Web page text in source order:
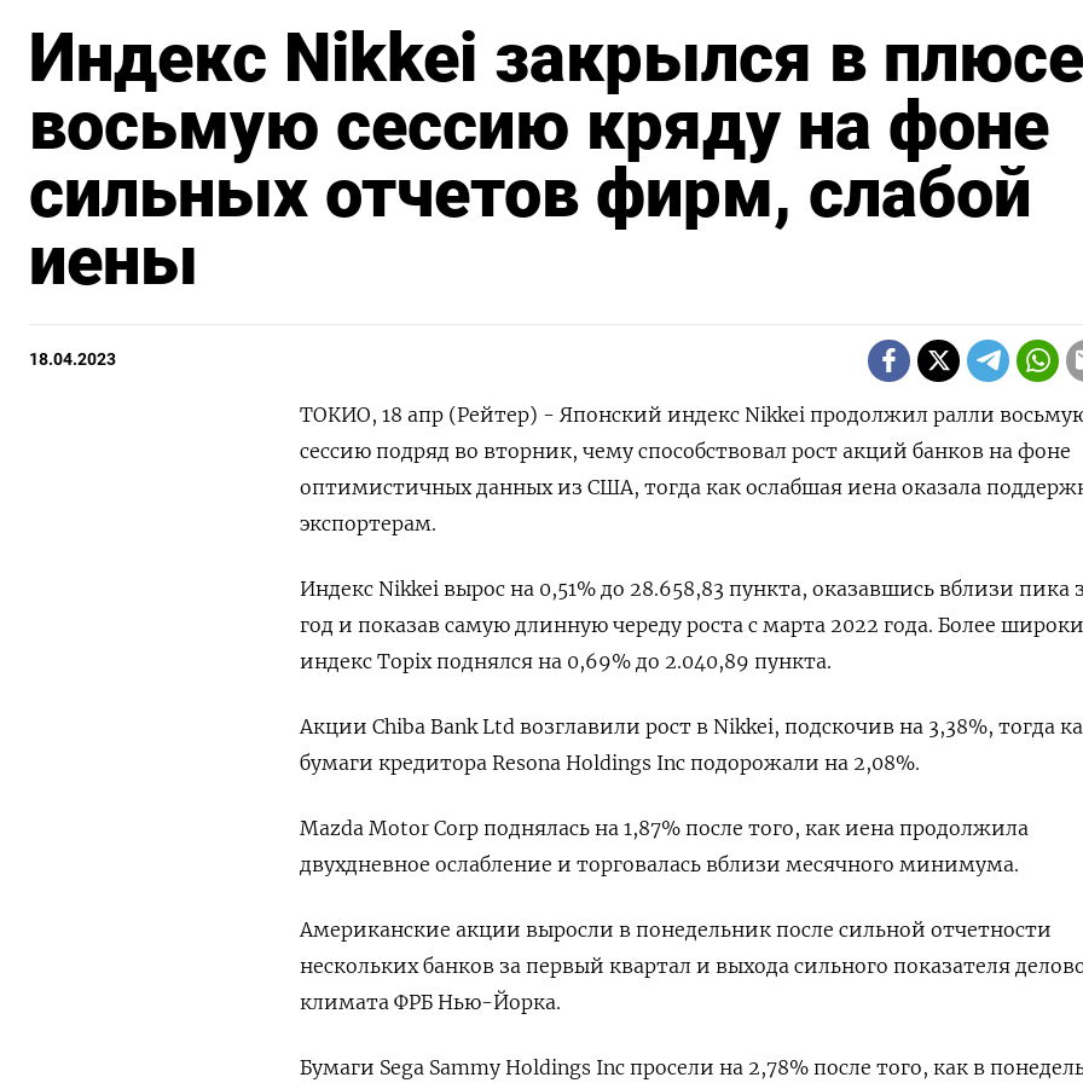
Индекс Nikkei закрылся в плюсе
восьмую сессию кряду на фоне
сильных отчетов фирм, слабой
иены
18.04.2023
ТОКИО, 18 апр (Рейтер) - Японский индекс Nikkei продолжил ралли
сессию подряд во вторник, чему способствовал рост акций банков на фоне
оптимистичных данных из США, тогда как ослабшая иена оказала
экспортерам.
Индекс Nikkei вырос на 0,51% до 28.658,83 пункта, оказавшись вблизи пика
год и показав самую длинную череду роста с марта 2022 года. Более
индекс Topix поднялся на 0,69% до 2.040,89 пункта.
Акции Chiba Bank Ltd возглавили рост в Nikkei, подскочив на 3,38%, тогда
бумаги кредитора Resona Holdings Inc подорожали на 2,08%.
Mazda Motor Corp поднялась на 1,87% после того, как иена продолжила
двухдневное ослабление и торговалась вблизи месячного минимума.
Американские акции выросли в понедельник после сильной отчетности
нескольких банков за первый квартал и выхода сильного показателя
климата ФРБ Нью-Йорка.
Бумаги Sega Sammy Holdings Inc просели на 2,78% после того, как в